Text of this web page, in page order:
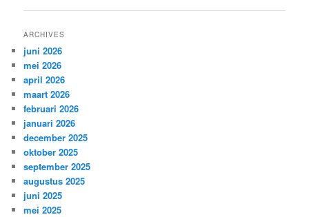
ARCHIVES
juni 2026
mei 2026
april 2026
maart 2026
februari 2026
januari 2026
december 2025
oktober 2025
september 2025
augustus 2025
juni 2025
mei 2025